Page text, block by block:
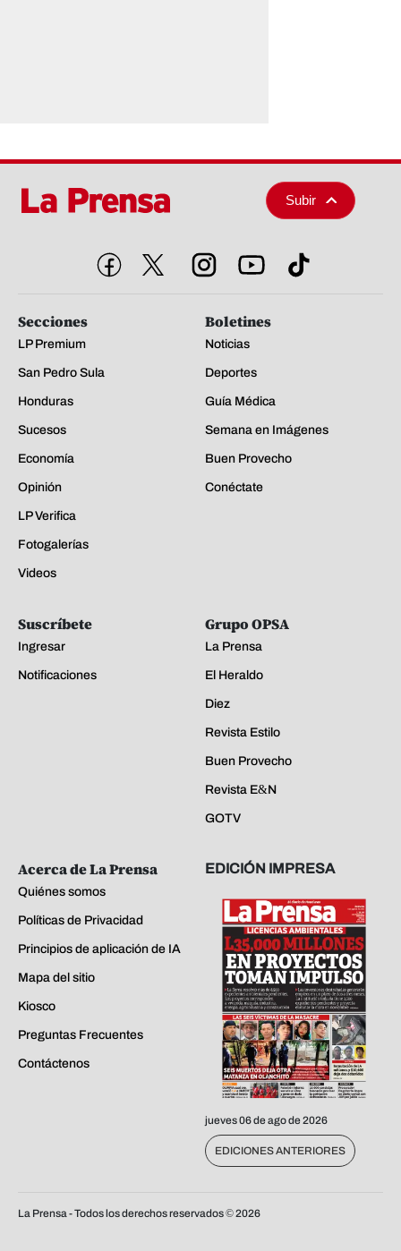
Subir
Secciones
LP Premium
San Pedro Sula
Honduras
Sucesos
Economía
Opinión
LP Verifica
Fotogalerías
Videos
Boletines
Noticias
Deportes
Guía Médica
Semana en Imágenes
Buen Provecho
Conéctate
Suscríbete
Ingresar
Notificaciones
Grupo OPSA
La Prensa
El Heraldo
Diez
Revista Estilo
Buen Provecho
Revista E&N
GOTV
Acerca de La Prensa
Quiénes somos
Políticas de Privacidad
Principios de aplicación de IA
Mapa del sitio
Kiosco
Preguntas Frecuentes
Contáctenos
EDICIÓN IMPRESA
jueves 06 de ago de 2026
EDICIONES ANTERIORES
La Prensa - Todos los derechos reservados ©2026